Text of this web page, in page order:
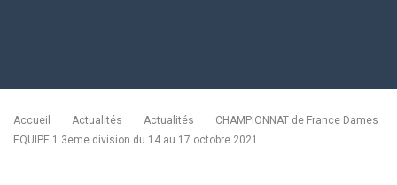
Accueil Actualités Actualités
CHAMPIONNAT de France Dames
EQUIPE 1 3eme division du 14 au 17 octobre 2021